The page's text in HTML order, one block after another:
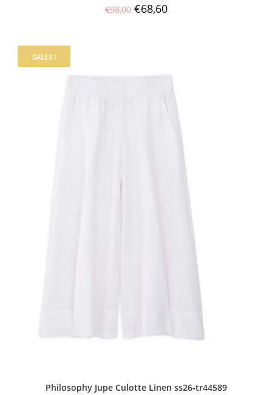
€98,00 €68,60
SALES !
Philosophy Jupe Culotte Linen ss26-tr44589